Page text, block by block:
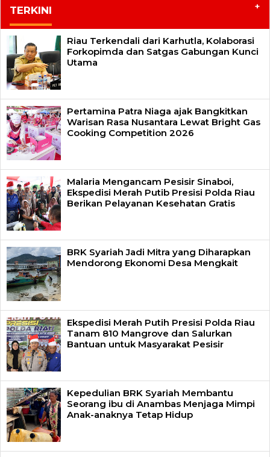
TERKINI +
Riau Terkendali dari Karhutla, Kolaborasi
Forkopimda dan Satgas Gabungan Kunci
Utama
Pertamina Patra Niaga ajak Bangkitkan
Warisan Rasa Nusantara Lewat Bright Gas
Cooking Competition 2026
Malaria Mengancam Pesisir Sinaboi,
Ekspedisi Merah Putib Presisi Polda Riau
Berikan Pelayanan Kesehatan Gratis
BRK Syariah Jadi Mitra yang Diharapkan
Mendorong Ekonomi Desa Mengkait
Ekspedisi Merah Putih Presisi Polda Riau
Tanam 810 Mangrove dan Salurkan
Bantuan untuk Masyarakat Pesisir
Kepedulian BRK Syariah Membantu
Seorang ibu di Anambas Menjaga Mimpi
Anak-anaknya Tetap Hidup